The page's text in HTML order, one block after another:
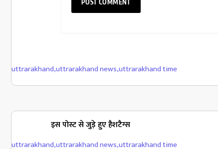
uttrarakhand,uttrarakhand news,uttrarakhand time
इस पोस्ट से जुड़े हुए हैशटैग्स
uttrarakhand,uttrarakhand news,uttrarakhand time